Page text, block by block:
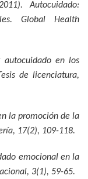
Autocuidado:
Global Health
en los
de licenciatura,
la promoción de la
17(2), 109-118.
emocional en la
3(1), 59-65.